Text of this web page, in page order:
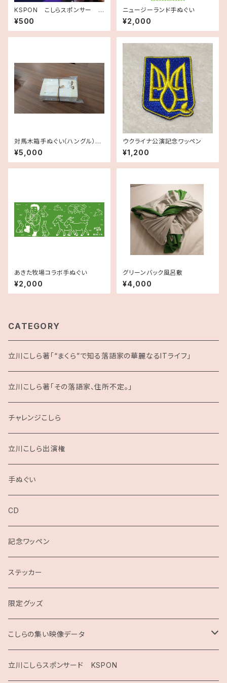
KSPON こしらスポンサー
≪月額≫
¥500
ニュージーランド手ぬぐい
¥2,000
対馬木箱手ぬぐい（ハングル）に
っぽん丸ミニ物産展記念
¥5,000
ウクライナ公演記念ワッペン
¥1,200
あきた牧場コラボ手ぬぐい
¥2,000
グリーンバック風呂敷
¥4,000
CATEGORY
立川こしら著「“まくら”で知る落語家の華麗なるITライフ」
立川こしら著「その落語家、住所不定。」
チャレンジこしら
立川こしら出演権
手ぬぐい
CD
記念ワッペン
ステッカー
限定グッズ
こしらの集い映像データ
2020
立川こしらスポンサード KSPON